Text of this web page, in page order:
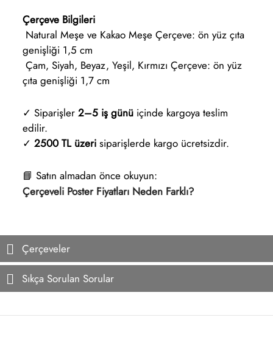
Çerçeve Bilgileri
Natural Meşe ve Kakao Meşe Çerçeve: ön yüz çıta
genişliği 1,5 cm
Çam, Siyah, Beyaz, Yeşil, Kırmızı Çerçeve: ön yüz
çıta genişliği 1,7 cm
✓ Siparişler 2–5 iş günü içinde kargoya teslim
edilir.
✓ 2500 TL üzeri siparişlerde kargo ücretsizdir.
📘 Satın almadan önce okuyun:
Çerçeveli Poster Fiyatları Neden Farklı?
Çerçeveler
Sıkça Sorulan Sorular